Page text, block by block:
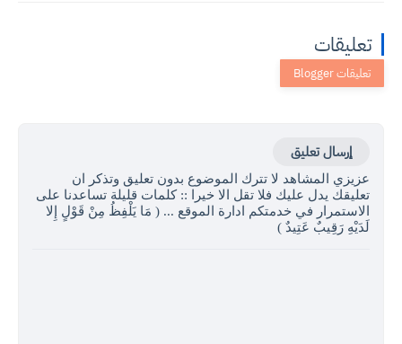
تعليقات
إرسال تعليق
عزيزي المشاهد لا تترك الموضوع بدون تعليق وتذكر ان
تعليقك يدل عليك فلا تقل الا خيرا :: كلمات قليلة تساعدنا على
الاستمرار في خدمتكم ادارة الموقع ... ( مَا يَلْفِظُ مِنْ قَوْلٍ إِلا
لَدَيْهِ رَقِيبٌ عَتِيدٌ )